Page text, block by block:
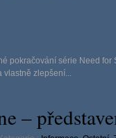
pokračování série Need
vlastně zlepšení...
–